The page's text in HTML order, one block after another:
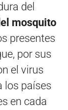
del
mosquito
presentes
por sus
el virus
los países
en cada